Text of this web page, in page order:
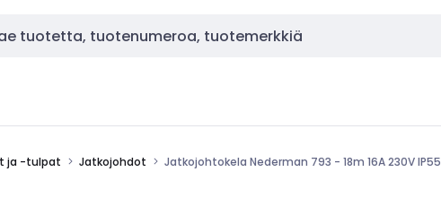
ja -tulpat Jatkojohdot Jatkojohtokela Nederman 793 - 18m 16A 230V IP55